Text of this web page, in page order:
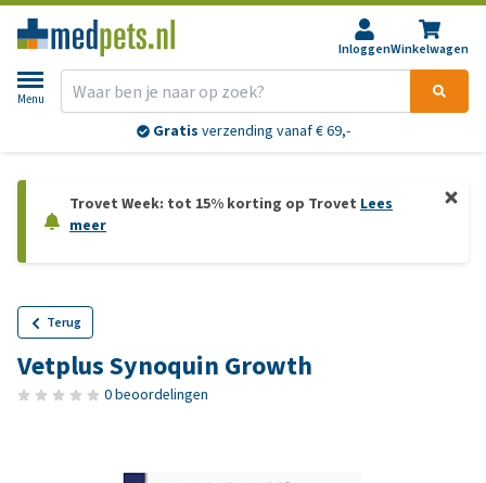
InloggenWinkelwagen
Menu
Gratis verzending vanaf € 69,-
Trovet Week: tot 15% korting op Trovet Lees
meer
Terug
Vetplus Synoquin Growth
0 beoordelingen